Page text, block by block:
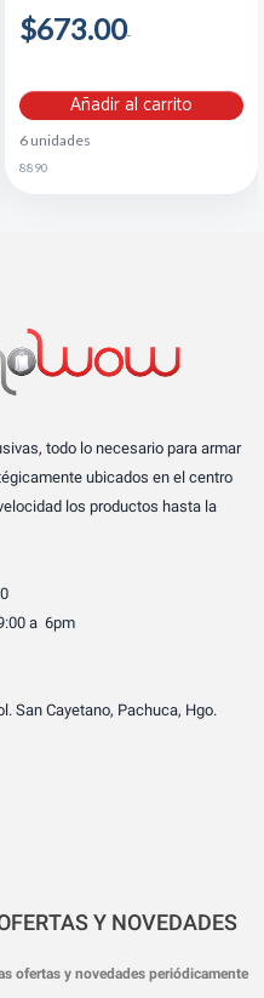
$673.00
Añadir al carrito
6 unidades
8890
todo lo necesario para armar
ubicados en el centro
los productos hasta la
a 6pm
San Cayetano, Pachuca, Hgo.
Y NOVEDADES
ofertas y novedades periódicamente